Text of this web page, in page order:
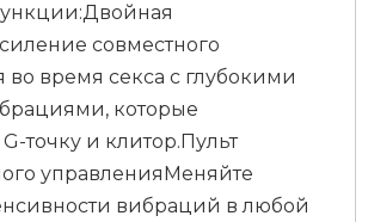
совместного
во время секса с глубокими
которые
точку и клитор.Пульт
управленияМеняйте
вибраций в любой